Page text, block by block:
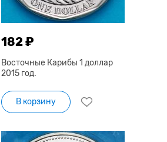
182 ₽
Восточные Карибы 1 доллар
2015 год.
В корзину